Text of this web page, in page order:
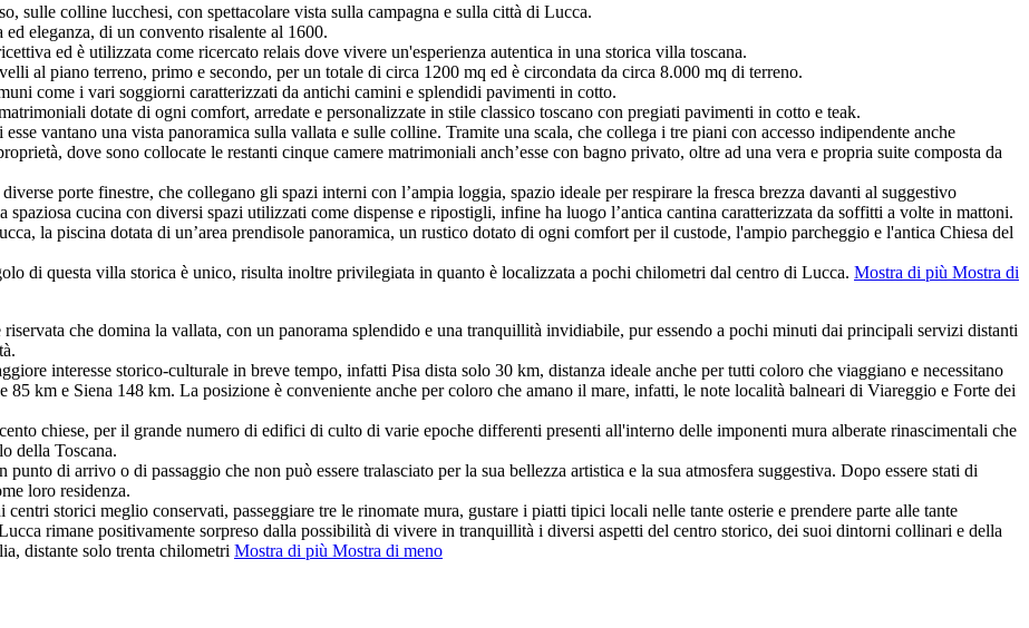
sulle colline lucchesi, con spettacolare vista sulla campagna e sulla città di Lucca.
eleganza, di un convento risalente al 1600.
ed è utilizzata come ricercato relais dove vivere un'esperienza autentica in una storica villa toscana.
al piano terreno, primo e secondo, per un totale di circa 1200 mq ed è circondata da circa 8.000 mq di terreno.
come i vari soggiorni caratterizzati da antichi camini e splendidi pavimenti in cotto.
dotate di ogni comfort, arredate e personalizzate in stile classico toscano con pregiati pavimenti in cotto e teak.
vantano una vista panoramica sulla vallata e sulle colline. Tramite una scala, che collega i tre piani con accesso indipendente anche
dove sono collocate le restanti cinque camere matrimoniali anch’esse con bagno privato, oltre ad una vera e propria suite composta da
porte finestre, che collegano gli spazi interni con l’ampia loggia, spazio ideale per respirare la fresca brezza davanti al suggestivo
cucina con diversi spazi utilizzati come dispense e ripostigli, infine ha luogo l’antica cantina caratterizzata da soffitti a volte in mattoni.
la piscina dotata di un’area prendisole panoramica, un rustico dotato di ogni comfort per il custode, l'ampio parcheggio e l'antica Chiesa del
di questa villa storica è unico, risulta inoltre privilegiata in quanto è localizzata a pochi chilometri dal centro di Lucca. Mostra di più Mostra di
che domina la vallata, con un panorama splendido e una tranquillità invidiabile, pur essendo a pochi minuti dai principali servizi distanti
interesse storico-culturale in breve tempo, infatti Pisa dista solo 30 km, distanza ideale anche per tutti coloro che viaggiano e necessitano
km e Siena 148 km. La posizione è conveniente anche per coloro che amano il mare, infatti, le note località balneari di Viareggio e Forte dei
chiese, per il grande numero di edifici di culto di varie epoche differenti presenti all'interno delle imponenti mura alberate rinascimentali che
della Toscana.
di arrivo o di passaggio che non può essere tralasciato per la sua bellezza artistica e la sua atmosfera suggestiva. Dopo essere stati di
loro residenza.
storici meglio conservati, passeggiare tre le rinomate mura, gustare i piatti tipici locali nelle tante osterie e prendere parte alle tante
rimane positivamente sorpreso dalla possibilità di vivere in tranquillità i diversi aspetti del centro storico, dei suoi dintorni collinari e della
distante solo trenta chilometri Mostra di più Mostra di meno